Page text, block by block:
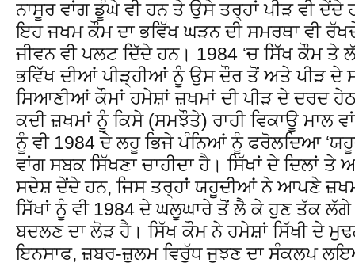
ਨਾਸੂਰ ਵਾਂਗ ਡੂੰਘੇ ਵੀ ਹਨ ਤੇ ਉਸੇ ਤਰ੍ਹਾਂ ਪੀੜ ਵੀ ਦੇਂਦੇ
ਇਹ ਜਖਮ ਕੌਮ ਦਾ ਭਵਿੱਖ ਘੜਨ ਦੀ ਸਮਰਥਾ ਵੀ
ਜੀਵਨ ਵੀ ਪਲਟ ਦਿੱਦੇ ਹਨ। 1984 ‘ਚ ਸਿੱਖ ਕੌਮ ਤੇ
ਭਵਿੱਖ ਦੀਆਂ ਪੀੜ੍ਹੀਆਂ ਨੂੰ ਉਸ ਦੌਰ ਤੋਂ ਅਤੇ ਪੀੜ ਦੇ
ਸਿਆਣੀਆਂ ਕੌਮਾਂ ਹਮੇਸ਼ਾਂ ਜ਼ਖਮਾਂ ਦੀ ਪੀੜ ਦੇ ਦਰਦ
ਕਦੀ ਜ਼ਖਮਾਂ ਨੂੰ ਕਿਸੇ (ਸਮਝੌਤੇ) ਰਾਹੀ ਵਿਕਾਊ
ਨੂੰ ਵੀ 1984 ਦੇ ਲਹੂ ਭਿਜੇ ਪੰਨਿਆਂ ਨੂੰ ਫਰੋਲਦਿਆ
ਵਾਂਗ ਸਬਕ ਸਿੱਖਣਾ ਚਾਹੀਦਾ ਹੈ। ਸਿੱਖਾਂ ਦੇ ਦਿਲਾਂ
ਸਦੇਸ਼ ਦੇਂਦੇ ਹਨ, ਜਿਸ ਤਰ੍ਹਾਂ ਯਹੂਦੀਆਂ ਨੇ ਆਪਣੇ
ਸਿੱਖਾਂ ਨੂੰ ਵੀ 1984 ਦੇ ਘਲੂਘਾਰੇ ਤੋਂ ਲੈ ਕੇ ਹੁਣ ਤੱਕ
ਬਦਲਣ ਦਾ ਲੋੜ ਹੈ। ਸਿੱਖ ਕੌਮ ਨੇ ਹਮੇਸ਼ਾਂ ਸਿੱਖੀ ਦੇ
ਇਨਸਾਫ, ਜ਼ਬਰ-ਜ਼ੁਲਮ ਵਿਰੁੱਧ ਜੂਝਣ ਦਾ ਸੰਕਲਪ